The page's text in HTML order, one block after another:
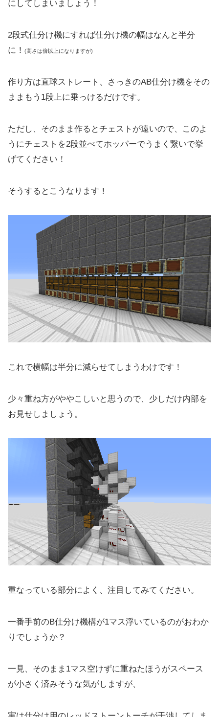
にしてしまいましょう！
2段式仕分け機にすれば仕分け機の幅はなんと半分
に！ (高さは倍以上になりますが)
作り方は直球ストレート、さっきのAB仕分け機をその
ままもう1段上に乗っけるだけです。
ただし、そのまま作るとチェストが遠いので、このよ
うにチェストを2段並べてホッパーでうまく繋いで挙
げてください！
そうするとこうなります！
これで横幅は半分に減らせてしまうわけです！
少々重ね方がややこしいと思うので、少しだけ内部を
お見せしましょう。
重なっている部分によく、注目してみてください。
一番手前のB仕分け機構が1マス浮いているのがおわか
りでしょうか？
一見、そのまま1マス空けずに重ねたほうがスペース
が小さく済みそうな気がしますが、